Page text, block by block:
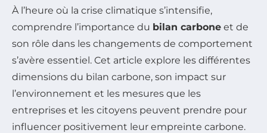
À l’heure où la crise climatique s’intensifie,
comprendre l’importance du bilan carbone et de
son rôle dans les changements de comportement
s’avère essentiel. Cet article explore les différentes
dimensions du bilan carbone, son impact sur
l’environnement et les mesures que les
entreprises et les citoyens peuvent prendre pour
influencer positivement leur empreinte carbone.